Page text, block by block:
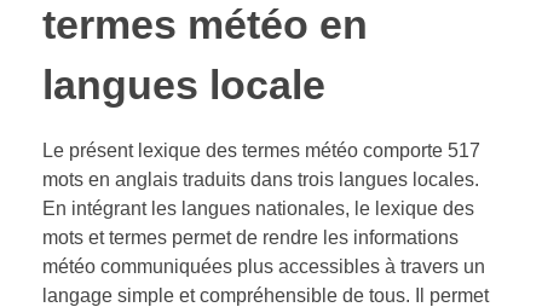
termes météo en
langues locale
Le présent lexique des termes météo comporte 517
mots en anglais traduits dans trois langues locales.
En intégrant les langues nationales, le lexique des
mots et termes permet de rendre les informations
météo communiquées plus accessibles à travers un
langage simple et compréhensible de tous. Il permet